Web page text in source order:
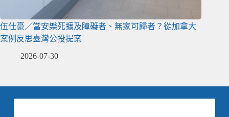
伍仕豪／當安樂死擴及障礙者、無家可歸者？從加拿大
案例反思臺灣公投提案
2026-07-30